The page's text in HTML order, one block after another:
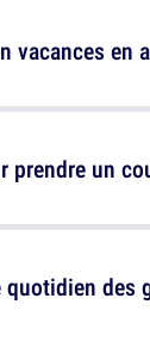
prendre un
vacances en
des